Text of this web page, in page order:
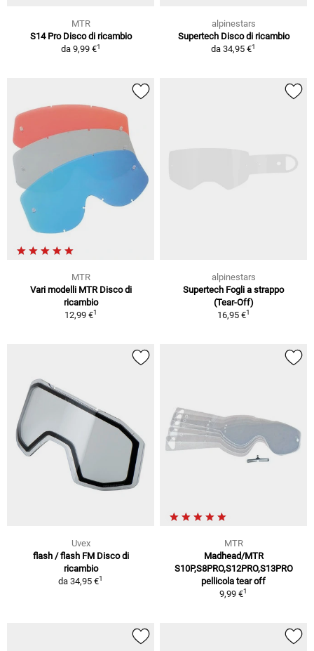
MTR
S14 Pro Disco di ricambio
da 9,99 €1
alpinestars
Supertech Disco di ricambio
da 34,95 €1
MTR
Vari modelli MTR Disco di
ricambio
12,99 €1
alpinestars
Supertech Fogli a strappo
(Tear-Off)
16,95 €1
Uvex
flash / flash FM Disco di
ricambio
da 34,95 €1
MTR
Madhead/MTR
S10P,S8PRO,S12PRO,S13PRO
pellicola tear off
9,99 €1